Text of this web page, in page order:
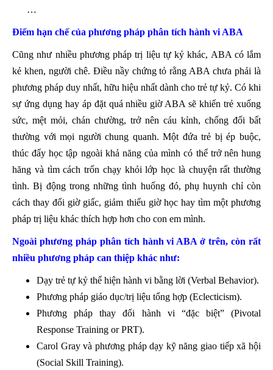
…
Điểm hạn chế của phương pháp phân tích hành vi ABA
Cũng như nhiều phương pháp trị liệu tự kỷ khác, ABA có lắm
kẻ khen, người chê. Điều nầy chứng tỏ rằng ABA chưa phải là
phương pháp duy nhất, hữu hiệu nhất dành cho trẻ tự kỷ. Có khi
sự ứng dụng hay áp đặt quá nhiều giờ ABA sẽ khiến trẻ xuống
sức, mệt mỏi, chán chường, trở nên cáu kỉnh, chống đối bất
thường với mọi người chung quanh. Một đứa trẻ bị ép buộc,
thúc đẩy học tập ngoài khả năng của mình có thể trở nên hung
hăng và tìm cách trốn chạy khỏi lớp học là chuyện rất thường
tình. Bị động trong những tình huống đó, phụ huynh chỉ còn
cách thay đổi giờ giấc, giảm thiểu giờ học hay tìm một phương
pháp trị liệu khác thích hợp hơn cho con em mình.
Ngoài phương pháp phân tích hành vi ABA ở trên, còn rất
nhiều phương pháp can thiệp khác như:
Dạy trẻ tự kỷ thể hiện hành vi bằng lời (Verbal Behavior).
Phương pháp giáo dục/trị liệu tổng hợp (Eclecticism).
Phương pháp thay đổi hành vi “đặc biệt” (Pivotal
Response Training or PRT).
Carol Gray và phương pháp dạy kỹ năng giao tiếp xã hội
(Social Skill Training).